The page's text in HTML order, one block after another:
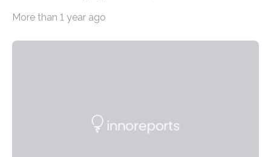
bei…
More than 1 year ago